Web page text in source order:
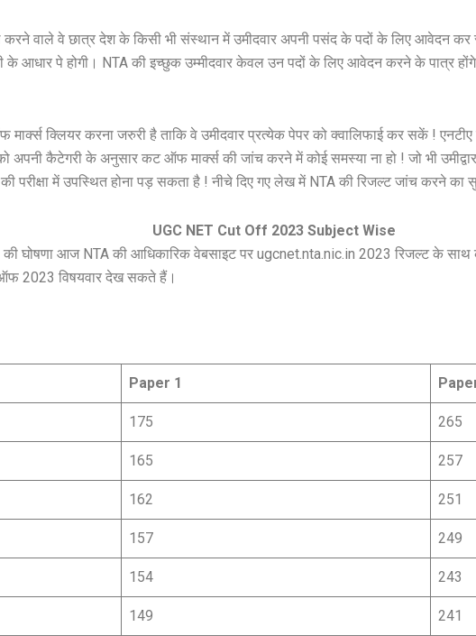
करने वाले वे छात्र देश के किसी भी संस्थान में उमीदवार अपनी पसंद के पदों के लिए आवेदन
के आधार पे होगी। NTA की इच्छुक उम्मीदवार केवल उन पदों के लिए आवेदन करने के पात्र
मार्क्स क्लियर करना जरुरी है ताकि वे उमीदवार प्रत्येक पेपर को क्वालिफाई कर सकें !
अपनी कैटेगरी के अनुसार कट ऑफ मार्क्स की जांच करने में कोई समस्या ना हो ! जो भी उमीद्वार
में उपस्थित होना पड़ सकता है ! नीचे दिए गए लेख में NTA की रिजल्ट जांच करने का
UGC NET Cut Off 2023 Subject Wise
घोषणा आज NTA की आधिकारिक वेबसाइट पर ugcnet.nta.nic.in 2023 रिजल्ट के साथ
2023 विषयवार देख सकते हैं।
Paper 1
175 265
165 257
162 251
157 249
154 243
149 241